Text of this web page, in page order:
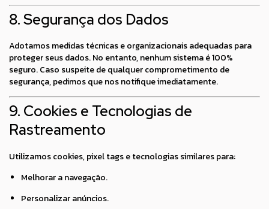
8. Segurança dos Dados
Adotamos medidas técnicas e organizacionais adequadas para
proteger seus dados. No entanto, nenhum sistema é 100%
seguro. Caso suspeite de qualquer comprometimento de
segurança, pedimos que nos notifique imediatamente.
9. Cookies e Tecnologias de
Rastreamento
Utilizamos cookies, pixel tags e tecnologias similares para:
Melhorar a navegação.
Personalizar anúncios.